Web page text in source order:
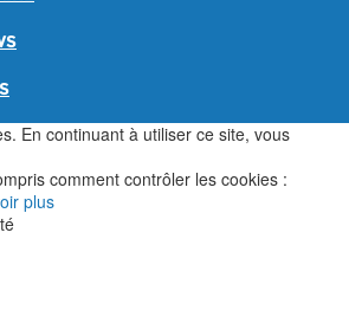
En continuant à utiliser ce site, vous
comment contrôler les cookies :
plus